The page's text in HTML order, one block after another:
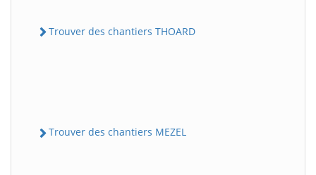
Trouver des chantiers THOARD
Trouver des chantiers MEZEL